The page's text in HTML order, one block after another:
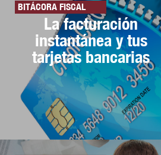
BITÁCORA FISCAL
La facturación
instantánea y tus
tarjetas bancarias